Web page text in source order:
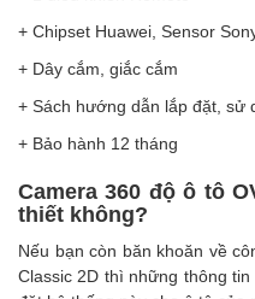
+ Chipset Huawei, Sensor
+ Dây cắm, giắc cắm
+ Sách hướng dẫn lắp đặt, sử
+ Bảo hành 12 tháng
Camera 360 độ ô tô
thiết không?
Nếu bạn còn băn khoăn về
Classic 2D thì những thông